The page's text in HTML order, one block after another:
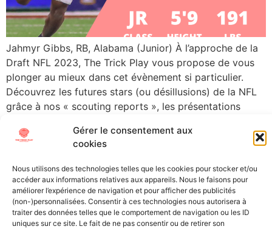
Gérer le consentement aux
cookies
Nous utilisons des technologies telles que les cookies pour stocker et/ou
accéder aux informations relatives aux appareils. Nous le faisons pour
améliorer l’expérience de navigation et pour afficher des publicités
(non-)personnalisées. Consentir à ces technologies nous autorisera à
traiter des données telles que le comportement de navigation ou les ID
uniques sur ce site. Le fait de ne pas consentir ou de retirer son
Jahmyr Gibbs, RB, Alabama (Junior) À l’approche de la
Draft NFL 2023, The Trick Play vous propose de vous
plonger au mieux dans cet évènement si particulier.
Découvrez les futures stars (ou désillusions) de la NFL
grâce à nos « scouting reports », les présentations
Aujourd’hui, place à l’homme à tout faire […]
All Texts Rights Reserved © 2023